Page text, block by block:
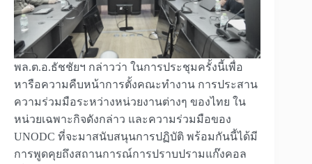
พล.ต.อ.ธัชชัยฯ กล่าวว่า ในการประชุมครั้งนี้เพื่อ
หารือความคืบหน้าการตั้งคณะทำงาน การประสาน
ความร่วมมือระหว่างหน่วยงานต่างๆ ของไทย ใน
หน่วยเฉพาะกิจดังกล่าว และความร่วมมือของ
UNODC ที่จะมาสนับสนุนการปฏิบัติ พร้อมกันนี้ได้มี
การพูดคุยถึงสถานการณ์การปราบปรามแก๊งคอล